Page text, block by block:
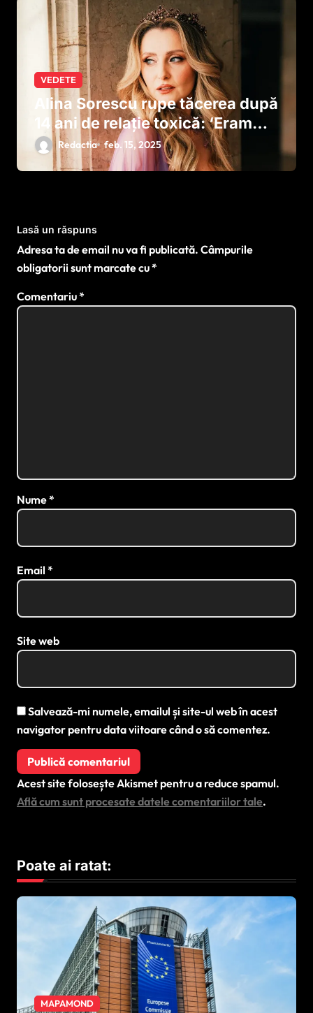
VEDETE
Alina Sorescu rupe tăcerea după
14 ani de relație toxică: ‘Eram
anihilată, umilită, jignită
nonstop’ / Cum îți dai seama că
Redactia feb. 15, 2025
Lasă un răspuns
Adresa ta de email nu va fi publicată. Câmpurile
obligatorii sunt marcate cu*
Comentariu*
Nume*
Email *
Site web
Salvează-mi numele, emailul și site-ul web în acest
navigator pentru data viitoare când o să comentez.
Acest site folosește Akismet pentru a reduce spamul.
Află cum sunt procesate datele comentariilor tale.
Poate ai ratat:
MAPAMOND